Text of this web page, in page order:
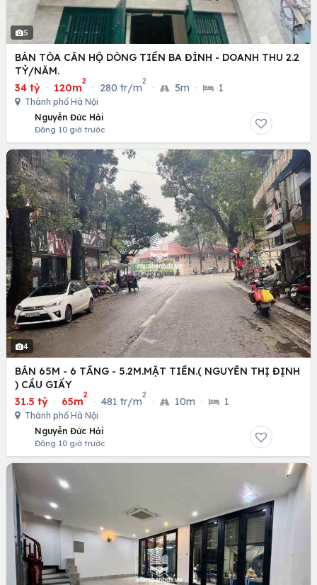
5
BÁN TÒA CĂN HỘ DÒNG TIỀN BA ĐÌNH - DOANH THU 2.2
TỶ/NĂM.
34 tỷ · 120m
2
· 280 tr/m
2
· 5m · 1
Thành phố Hà Nội
Nguyễn Đức Hải
Đăng 10 giờ trước
4
BÁN 65M - 6 TẦNG - 5.2M.MẶT TIỀN.( NGUYỄN THỊ ĐỊNH
) CẦU GIẤY
31.5 tỷ · 65m
2
· 481 tr/m
2
· 10m · 1
Thành phố Hà Nội
Nguyễn Đức Hải
Đăng 10 giờ trước